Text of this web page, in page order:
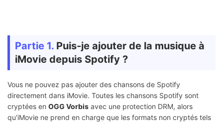
Partie 1. Puis-je ajouter de la musique à
iMovie depuis Spotify ?
Vous ne pouvez pas ajouter des chansons de Spotify
directement dans iMovie. Toutes les chansons Spotify sont
cryptées en OGG Vorbis avec une protection DRM, alors
qu'iMovie ne prend en charge que les formats non cryptés tels